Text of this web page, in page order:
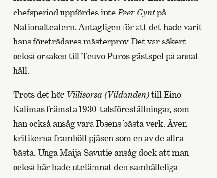
chefsperiod uppfördes intePeer Gyntpå
Nationalteatern. Antagligen för att det hade varit
hans företrädares mästerprov. Det var säkert
också orsaken till Teuvo Puros gästspel på annat
håll.
Trots det hör Villisorsa(Vildanden)till Eino
Kalimas främsta 1930-talsföreställningar, som
han också ansåg vara Ibsens bästa verk. Även
kritikerna framhöll pjäsen som en av de allra
bästa. Unga Maija Savutie ansåg dock att man
också här hade utelämnat den samhälleliga